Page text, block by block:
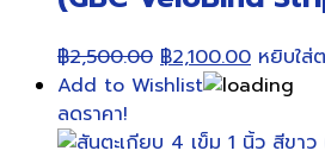
฿2,500.00 Original
price
฿2,500.00.
฿2,100.00Current
price
฿
หยิบใส่
Add to Wishlist
ลดราคา!